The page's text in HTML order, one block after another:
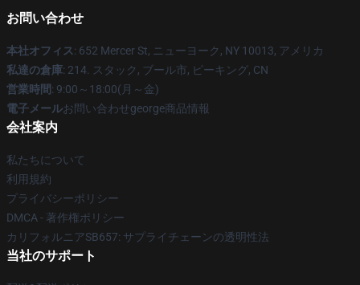
お問い合わせ
本社オフィス: 652 Mercer St, ニューヨーク, NY 10013, アメリカ
私達の倉庫: 214. スタック, ブール市, ピーキング, CN
営業時間: 9:00～18:00(月～金)
電子メールお問い合わせgeorge商品情報
会社案内
私たちについて
利用規約
プライバシーポリシー
DMCA - 著作権ポリシー
カリフォルニアSB657: サプライチェーンの透明性法
当社のサポート